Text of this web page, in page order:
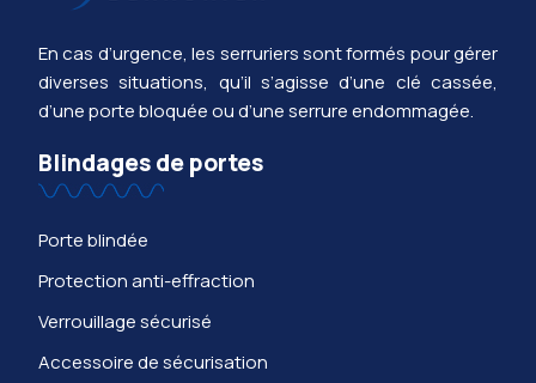
En cas d’urgence, les serruriers sont formés pour gérer
diverses situations, qu’il s’agisse d’une clé cassée,
d’une porte bloquée ou d’une serrure endommagée.
Blindages de portes
Porte blindée
Protection anti-effraction
Verrouillage sécurisé
Accessoire de sécurisation